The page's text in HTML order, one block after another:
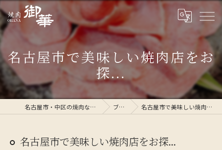
名古屋市で美味しい焼肉店をお
探...
名古屋市・中区の焼肉なら焼肉 御華 ブログ 名古屋市で美味しい焼肉店をお探...
名古屋市で美味しい焼肉店をお探...